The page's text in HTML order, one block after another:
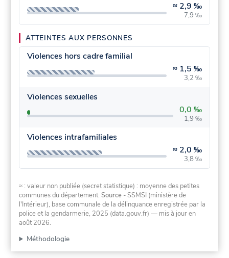
≈ 2,9 ‰
7,9 ‰
ATTEINTES AUX PERSONNES
Violences hors cadre familial
≈ 1,5 ‰
3,2 ‰
Violences sexuelles
0,0 ‰
1,9 ‰
Violences intrafamiliales
≈ 2,0 ‰
3,8 ‰
≈ : valeur non publiée (secret statistique) : moyenne des petites
communes du département.Source - SSMSI (ministère de
l'Intérieur), base communale de la délinquance enregistrée par la
police et la gendarmerie, 2025 (data.gouv.fr) — mis à jour en
août 2026.
Méthodologie